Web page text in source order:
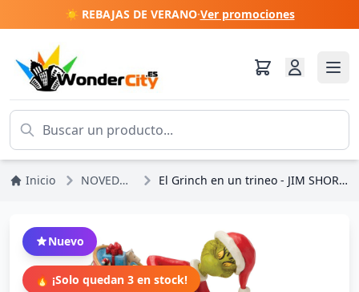
☀️ REBAJAS DE VERANO·Ver promociones
Inicio NOVEDADES El Grinch en un trineo - JIM SHORE GRINCH
Nuevo
🔥 ¡Solo quedan 3 en stock!